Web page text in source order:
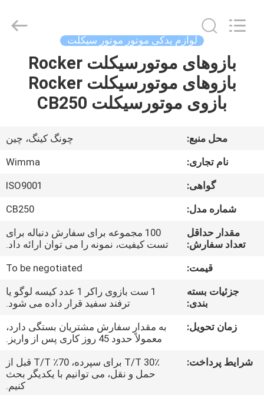
خونه
محصولات
کارخانه
کنترل
لوازم یدکی موتور موتور سیکلت
بازوهای موتورسیکلت Rocker
بازوهای موتورسیکلت Rocker
بازوی موتورسیکلت CB250
محل منبع:
چونگ کینگ، چین
نام تجاری:
Wimma
گواهی:
ISO9001
شماره مدل:
CB250
مقدار حداقل
تعداد سفارش:
100 مجموعه برای سفارش دنباله برای
تست کیفیت، نمونه را می توان ارائه داد.
قیمت:
To be negotiated
جزئیات بسته
بندی:
1 ست بازوی راکر 1 عدد کیسه لوگو یا
ترفند سفید قرار داده می شود.
زمان تحویل:
به مقدار سفارش مشتریان بستگی دارد،
معمولاً حدود 45 روز کاری پس از واریز.
شرایط پرداخت:
30٪ T/T برای سپرده، 70٪ T/T قبل از
حمل و نقل، می توانیم با یکدیگر بحث
کنیم.